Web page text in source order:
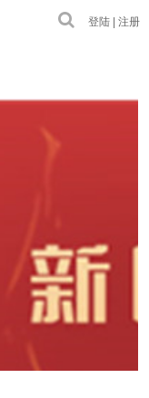
登陆 | 注册